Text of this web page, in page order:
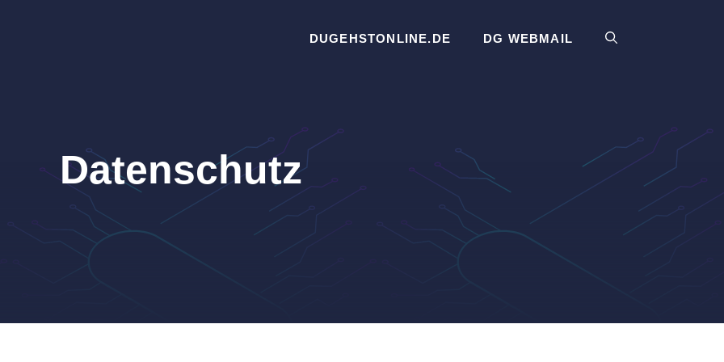
DUGEHSTONLINE.DE DG WEBMAIL
Datenschutz